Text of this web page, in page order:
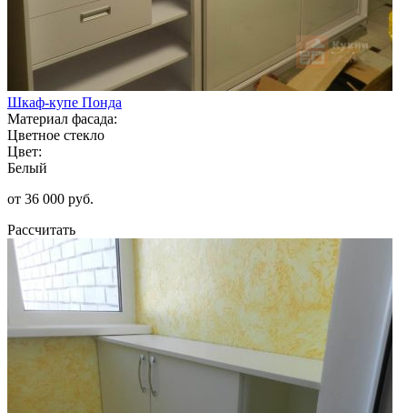
Шкаф-купе Понда
Материал фасада:
Цветное стекло
Цвет:
Белый
от 36 000 руб.
Рассчитать